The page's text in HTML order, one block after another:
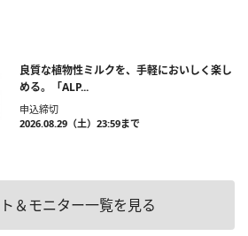
良質な植物性ミルクを、手軽においしく楽し
める。「ALP...
申込締切
2026.08.29（土）23:59まで
＆モニター一覧を見る